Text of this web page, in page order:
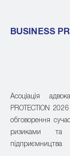
BUSINESS
Асоціація
PROTECTION
обговорення
ризиками та
підприємництва